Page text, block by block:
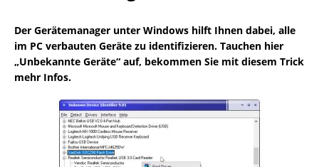
Der Gerätemanager unter Windows hilft Ihnen dabei, alle
im PC verbauten Geräte zu identifizieren. Tauchen hier
„Unbekannte Geräte“ auf, bekommen Sie mit diesem Trick
mehr Infos.